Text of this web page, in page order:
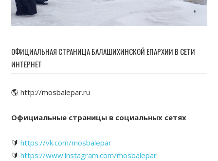
ОФИЦИАЛЬНАЯ СТРАНИЦА БАЛАШИХИНСКОЙ ЕПАРХИИ В СЕТИ
ИНТЕРНЕТ
🌎 http://mosbalepar.ru
Официальные страницы в социальных сетях
🔰 https://vk.com/mosbalepar
🔰 https://www.instagram.com/mosbalepar